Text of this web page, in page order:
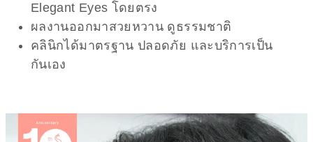
Elegant Eyes โดยตรง
ผลงานออกมาสวยหวาน ดูธรรมชาติ
คลินิกได้มาตรฐาน ปลอดภัย และบริการเป็น
กันเอง